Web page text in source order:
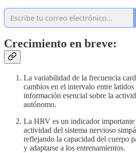
Crecimiento en breve:
La variabilidad de la frecuencia
cambios en el intervalo entre
información esencial sobre la
autónomo.
La HRV es un indicador
actividad del sistema nervioso
reflejando la capacidad del cuerpo
y adaptarse a los entrenamientos.